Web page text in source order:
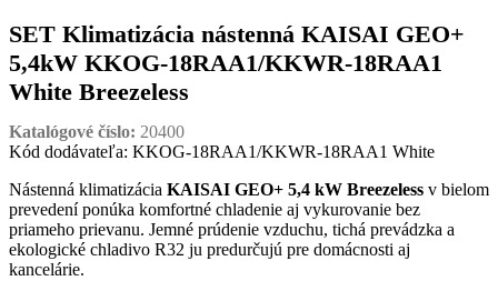
SET Klimatizácia nástenná KAISAI GEO+
5,4kW KKOG-18RAA1/KKWR-18RAA1
White Breezeless
Katalógové číslo: 20400
Kód dodávateľa: KKOG-18RAA1/KKWR-18RAA1 White
Nástenná klimatizácia KAISAI GEO+ 5,4 kW Breezeless v bielom
prevedení ponúka komfortné chladenie aj vykurovanie bez
priameho prievanu. Jemné prúdenie vzduchu, tichá prevádzka a
ekologické chladivo R32 ju predurčujú pre domácnosti aj
kancelárie.